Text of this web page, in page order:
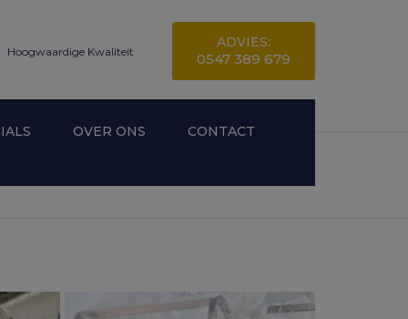
Hoogwaardige Kwaliteit
ADVIES:
0547 389 679
OVER ONS CONTACT